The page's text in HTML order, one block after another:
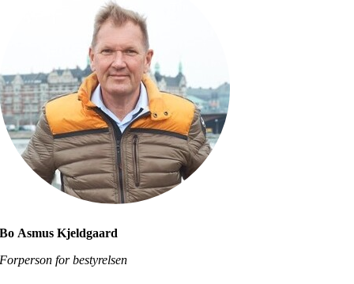
Bo Asmus Kjeldgaard
Forperson for bestyrelsen